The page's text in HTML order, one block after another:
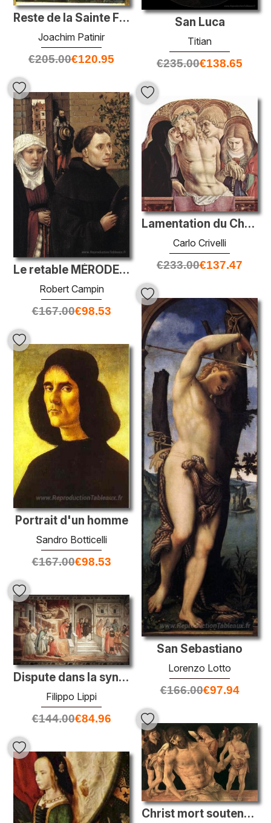
Reste de la Sainte Famille sur le vol en Égypte
Joachim Patinir
€205.00€120.95
San Luca
Titian
€235.00€138.65
Le retable MÉRODE - les donateurs
Robert Campin
€167.00€98.53
Lamentation du Christ
Carlo Crivelli
€233.00€137.47
San Sebastiano
Lorenzo Lotto
€166.00€97.94
Portrait d'un homme
Sandro Botticelli
€167.00€98.53
Dispute dans la synagogue
Filippo Lippi
€144.00€84.96
Christ mort soutenu par les anges